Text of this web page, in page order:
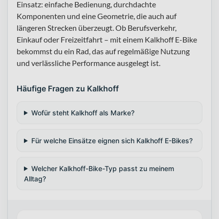
Einsatz: einfache Bedienung, durchdachte
Komponenten und eine Geometrie, die auch auf
längeren Strecken überzeugt. Ob Berufsverkehr,
Einkauf oder Freizeitfahrt – mit einem Kalkhoff E-Bike
bekommst du ein Rad, das auf regelmäßige Nutzung
und verlässliche Performance ausgelegt ist.
Häufige Fragen zu Kalkhoff
Wofür steht Kalkhoff als Marke?
Für welche Einsätze eignen sich Kalkhoff E-Bikes?
Welcher Kalkhoff-Bike-Typ passt zu meinem
Alltag?